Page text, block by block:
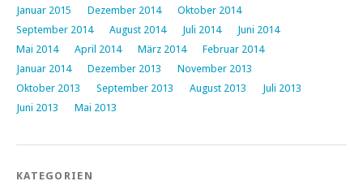
Januar 2015
Dezember 2014
Oktober 2014
September 2014
August 2014 Juli 2014
Juni 2014
Mai 2014
April 2014 März 2014
Februar 2014
Januar 2014
Dezember 2013
November 2013
Oktober 2013
September 2013 August 2013
Juli 2013
Juni 2013
Mai 2013
KATEGORIEN